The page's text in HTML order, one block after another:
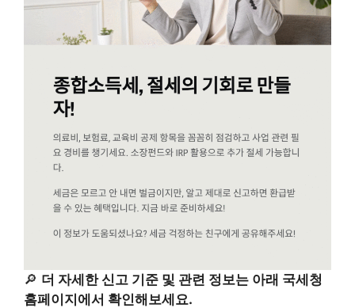
🔎 더 자세한 신고 기준 및 관련 정보는 아래 국세청
홈페이지에서 확인해보세요.